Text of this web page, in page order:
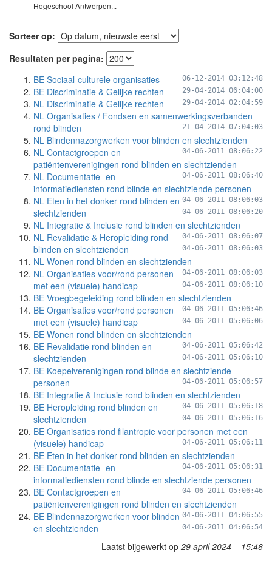
Hogeschool Antwerpen...
Sorteer op:
Resultaten per pagina:
BE Sociaal-culturele organisaties
06-12-2014 03:12:48
BE Discriminatie & Gelijke rechten 29-04-2014 06:04:00
NL Discriminatie & Gelijke rechten 29-04-2014 02:04:59
NL Organisaties / Fondsen en samenwerkingsverbanden
rond blinden
21-04-2014 07:04:03
NL Blindennazorgwerken voor blinden en slechtzienden
04-06-2011 08:06:22
NL Contactgroepen en
patiëntenverenigingen rond blinden en slechtzienden
04-06-2011 08:06:40
NL Documentatie- en
informatiediensten rond blinde en slechtziende personen
04-06-2011 08:06:03
NL Eten in het donker rond blinden en
slechtzienden
04-06-2011 08:06:20
NL Integratie & Inclusie rond blinden en slechtzienden
04-06-2011 08:06:07
NL Revalidatie & Heropleiding rond
blinden en slechtzienden
04-06-2011 08:06:03
NL Wonen rond blinden en slechtzienden
04-06-2011 08:06:03
NL Organisaties voor/rond personen
met een (visuele) handicap
04-06-2011 08:06:10
BE Vroegbegeleiding rond blinden en slechtzienden
04-06-2011 05:06:46
BE Organisaties voor/rond personen
met een (visuele) handicap
04-06-2011 05:06:06
BE Wonen rond blinden en slechtzienden
04-06-2011 05:06:42
BE Revalidatie rond blinden en
slechtzienden
04-06-2011 05:06:10
BE Koepelverenigingen rond blinde en slechtziende
personen
04-06-2011 05:06:57
BE Integratie & Inclusie rond blinden en slechtzienden
04-06-2011 05:06:18
BE Heropleiding rond blinden en
slechtzienden
04-06-2011 05:06:16
BE Organisaties rond filantropie voor personen met een
(visuele) handicap
04-06-2011 05:06:11
BE Eten in het donker rond blinden en slechtzienden
04-06-2011 05:06:31
BE Documentatie- en
informatiediensten rond blinde en slechtziende personen
04-06-2011 05:06:46
BE Contactgroepen en
patiëntenverenigingen rond blinden en slechtzienden
04-06-2011 04:06:55
BE Blindennazorgwerken voor blinden
en slechtzienden
04-06-2011 04:06:54
Laatst bijgewerkt op 29 april 2024 – 15:46